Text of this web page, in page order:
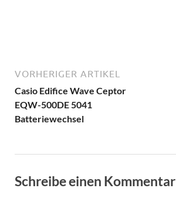
VORHERIGER ARTIKEL
Casio Edifice Wave Ceptor
EQW-500DE 5041
Batteriewechsel
Schreibe einen Kommentar